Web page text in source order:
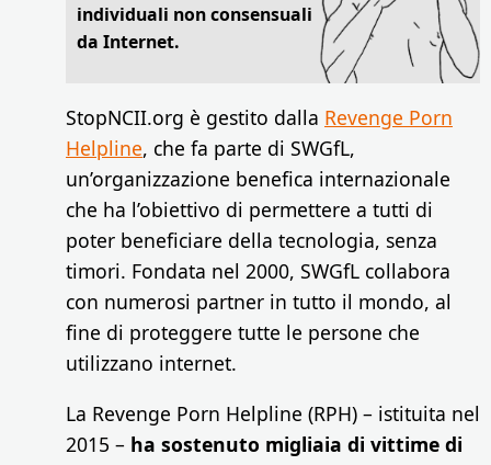
individuali non consensuali
da Internet.
StopNCII.org è gestito dalla Revenge Porn
Helpline, che fa parte di SWGfL,
un’organizzazione benefica internazionale
che ha l’obiettivo di permettere a tutti di
poter beneficiare della tecnologia, senza
timori. Fondata nel 2000, SWGfL collabora
con numerosi partner in tutto il mondo, al
fine di proteggere tutte le persone che
utilizzano internet.
La Revenge Porn Helpline (RPH) – istituita nel
2015 – ha sostenuto migliaia di vittime di